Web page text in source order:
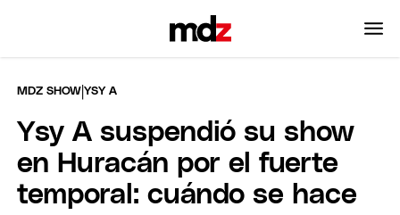
MDZ SHOW |YSY A
Ysy A suspendió su show
en Huracán por el fuerte
temporal: cuándo se hace